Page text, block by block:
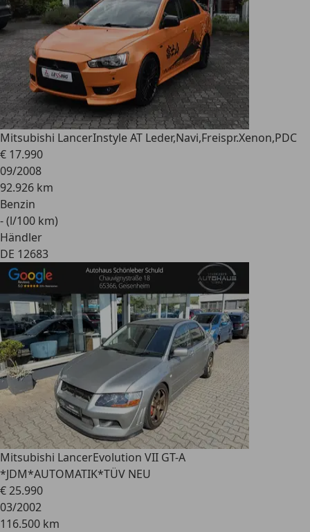
Mitsubishi LancerInstyle AT Leder,Navi,Freispr.Xenon,PDC
€ 17.990
09/2008
92.926 km
Benzin
- (l/100 km)
Händler
DE 12683
Mitsubishi LancerEvolution VII GT-A
*JDM*AUTOMATIK*TÜV NEU
€ 25.990
03/2002
116.500 km